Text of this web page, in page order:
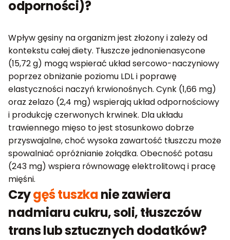
odporności)?
Wpływ gęsiny na organizm jest złożony i zależy od
kontekstu całej diety. Tłuszcze jednonienasycone
(15,72 g) mogą wspierać układ sercowo-naczyniowy
poprzez obniżanie poziomu LDL i poprawę
elastyczności naczyń krwionośnych. Cynk (1,66 mg)
oraz żelazo (2,4 mg) wspierają układ odpornościowy
i produkcję czerwonych krwinek. Dla układu
trawiennego mięso to jest stosunkowo dobrze
przyswajalne, choć wysoka zawartość tłuszczu może
spowalniać opróżnianie żołądka. Obecność potasu
(243 mg) wspiera równowagę elektrolitową i pracę
mięśni.
Czygęś tuszkanie zawiera
nadmiaru cukru, soli, tłuszczów
trans lub sztucznych dodatków?